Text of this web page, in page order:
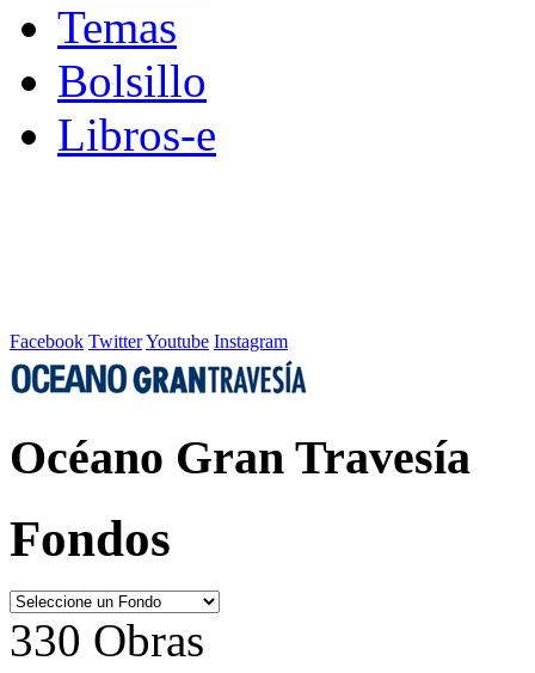
Temas
Bolsillo
Libros-e
Facebook TwitterYoutube Instagram
Océano Gran Travesía
Fondos
330 Obras